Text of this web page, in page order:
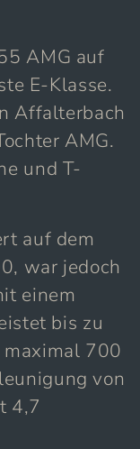
AMG auf
E-Klasse.
Affalterbach
AMG.
und T-
auf dem
war jedoch
einem
bis zu
700
von
4,7